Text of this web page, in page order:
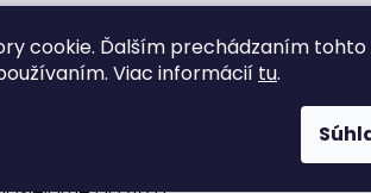
cookie. Ďalším prechádzaním tohto
Viac informácií tu.
Tlač
Opýtať sa